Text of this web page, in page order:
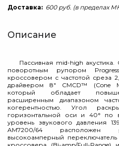
Доставка: 600 руб. (в пределах
Описание
Пассивная mid-high акустика.
поворотным рупором
кроссовером с частотой среза
драйвером 8" CMCD™ (Cone
который обладает
расширенным диапазоном
когерентностью. Угол
горизонтальной оси и 40° по
уровень звукового давления
AM7200/64 расположен
высокоамперный